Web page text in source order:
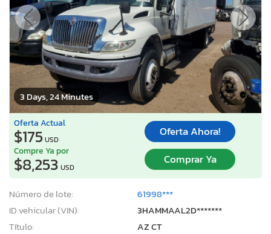
3 Days, 24 Minutes
Oferta Actual
$175USD
Oferta Ahora!
Compre Ya por
$8,253 USD
Comprar Ya
Número de lote:
61998***
ID vehicular (VIN):
3HAMMAAL2D*******
Título:
AZ CT